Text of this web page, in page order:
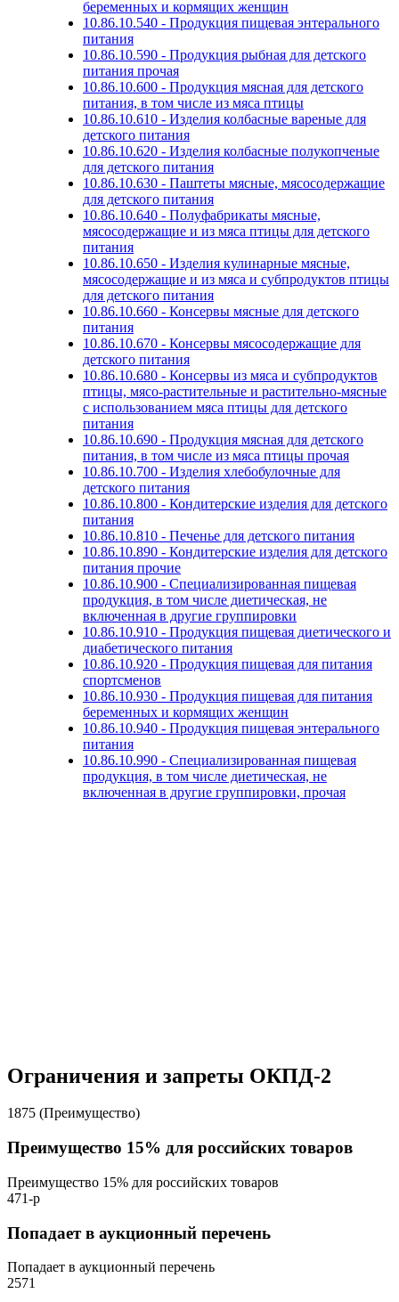
беременных и кормящих женщин
10.86.10.540 - Продукция пищевая энтерального
питания
10.86.10.590 - Продукция рыбная для детского
питания прочая
10.86.10.600 - Продукция мясная для детского
питания, в том числе из мяса птицы
10.86.10.610 - Изделия колбасные вареные для
детского питания
10.86.10.620 - Изделия колбасные полукопченые
для детского питания
10.86.10.630 - Паштеты мясные, мясосодержащие
для детского питания
10.86.10.640 - Полуфабрикаты мясные,
мясосодержащие и из мяса птицы для детского
питания
10.86.10.650 - Изделия кулинарные мясные,
мясосодержащие и из мяса и субпродуктов птицы
для детского питания
10.86.10.660 - Консервы мясные для детского
питания
10.86.10.670 - Консервы мясосодержащие для
детского питания
10.86.10.680 - Консервы из мяса и субпродуктов
птицы, мясо-растительные и растительно-мясные
с использованием мяса птицы для детского
питания
10.86.10.690 - Продукция мясная для детского
питания, в том числе из мяса птицы прочая
10.86.10.700 - Изделия хлебобулочные для
детского питания
10.86.10.800 - Кондитерские изделия для детского
питания
10.86.10.810 - Печенье для детского питания
10.86.10.890 - Кондитерские изделия для детского
питания прочие
10.86.10.900 - Специализированная пищевая
продукция, в том числе диетическая, не
включенная в другие группировки
10.86.10.910 - Продукция пищевая диетического и
диабетического питания
10.86.10.920 - Продукция пищевая для питания
спортсменов
10.86.10.930 - Продукция пищевая для питания
беременных и кормящих женщин
10.86.10.940 - Продукция пищевая энтерального
питания
10.86.10.990 - Специализированная пищевая
продукция, в том числе диетическая, не
включенная в другие группировки, прочая
Ограничения и запреты ОКПД-2
1875 (Преимущество)
Преимущество 15% для российских товаров
Преимущество 15% для российских товаров
471-р
Попадает в аукционный перечень
Попадает в аукционный перечень
2571